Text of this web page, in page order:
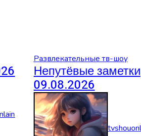
Развлекательные тв-шоу
Непутёвые заметки
09.08.2026